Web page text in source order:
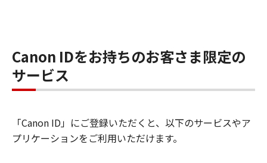
Canon IDをお持ちのお客さま限定の
サービス
「Canon ID」にご登録いただくと、以下のサービスやア
プリケーションをご利用いただけます。